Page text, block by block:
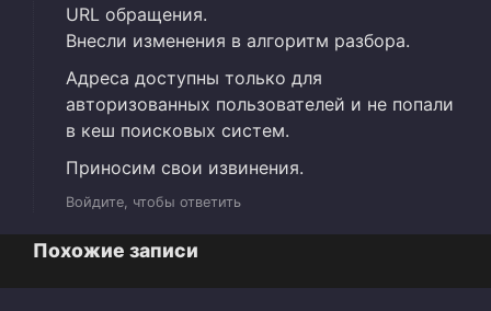
URL обращения.
Внесли изменения в алгоритм разбора.
Адреса доступны только для
авторизованных пользователей и не попали
в кеш поисковых систем.
Приносим свои извинения.
Войдите, чтобы ответить
Похожие записи